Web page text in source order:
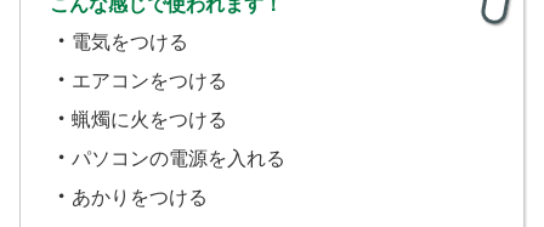
こんな感じで使われます！
・ 電気をつける
・ エアコンをつける
・ 蝋燭に火をつける
・ パソコンの電源を入れる
・ あかりをつける